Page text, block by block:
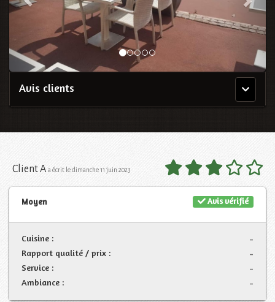
Menu
principal
Avis clients
Client A a écrit le dimanche 11 juin 2023
Avis vérifié
Moyen
-
Cuisine :
-
Rapport qualité / prix :
-
Service :
-
Ambiance :